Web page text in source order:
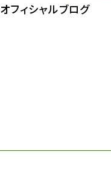
オフィシャルブログ